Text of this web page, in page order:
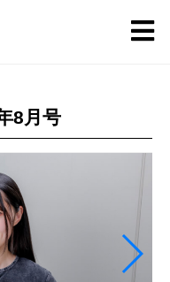
8月号